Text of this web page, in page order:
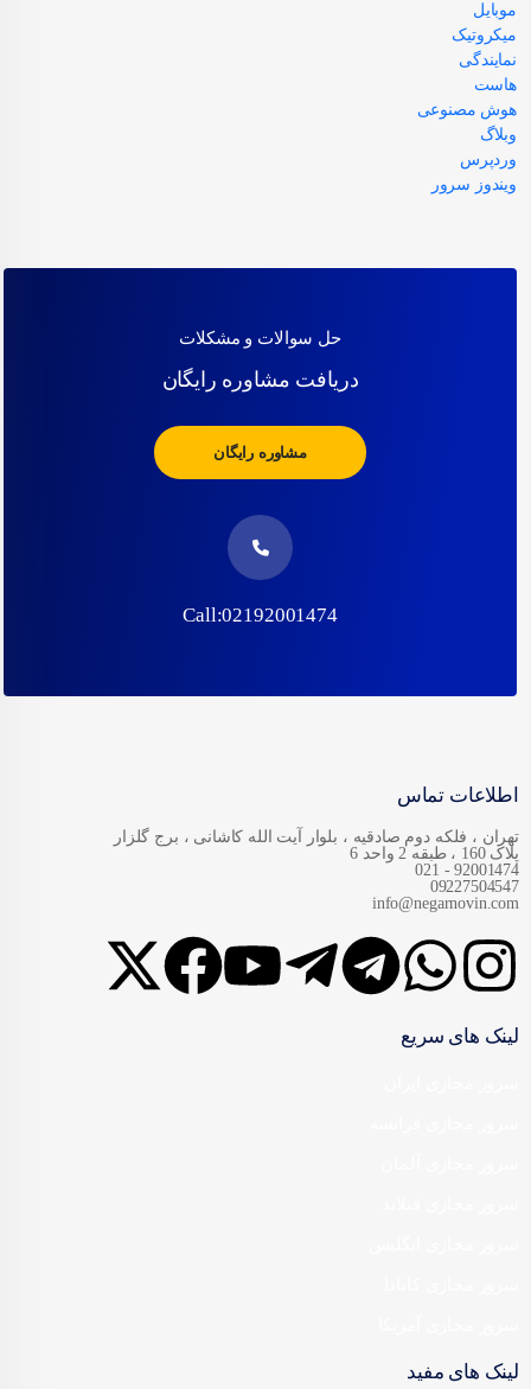
موبایل
میکروتیک
نمایندگی
هاست
هوش مصنوعی
وبلاگ
وردپرس
ویندوز سرور
حل سوالات و مشکلات
دریافت مشاوره رایگان
مشاوره رایگان
Call:02192001474
اطلاعات تماس
تهران ، فلکه دوم صادقیه ، بلوار آیت الله کاشانی ، برج گلزار
پلاک 160 ، طبقه 2 واحد 6
92001474 - 021
09227504547
info@negarnovin.com
لینک های سریع
لینک های مفید